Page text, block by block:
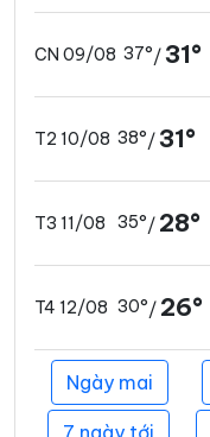
CN 09/08 37°/31°
T2 10/08 38°/31°
T3 11/08 35°/ 28°
T4 12/08 30°/ 26°
Ngày mai
7 ngày tới